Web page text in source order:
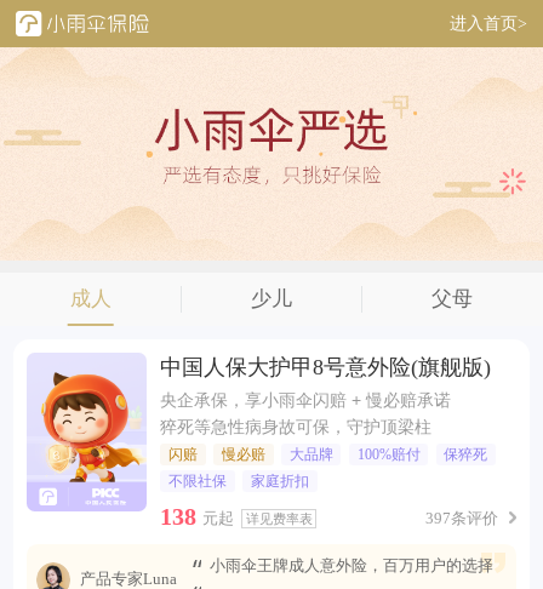
进入首页>
成人 少儿 父母
中国人保大护甲8号意外险(旗舰版)
央企承保，享小雨伞闪赔 + 慢必赔承诺
猝死等急性病身故可保，守护顶梁柱
闪赔 慢必赔 大品牌 100%赔付
保猝死
不限社保
家庭折扣
138 元起 详见费率表 397条评价
产品专家Luna
小雨伞王牌成人意外险，百万用户的选择